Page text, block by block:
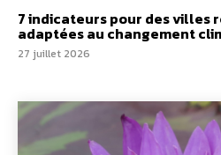
7 indicateurs pour des villes
adaptées au changement
27 juillet 2026